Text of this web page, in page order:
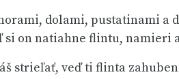
dolami, pustatinami a
si on natiahne flintu, namieri
strieľať, veď ti flinta